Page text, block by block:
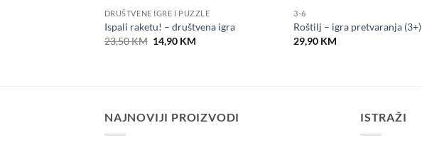
DRUŠTVENE IGRE I PUZZLE
Ispali raketu! – društvena igra
23,50KM Original
price
14,90 KM
3-6
Roštilj – igra pretvaranja (3+)
29,90 KM
NAJNOVIJI PROIZVODI ISTRAŽI